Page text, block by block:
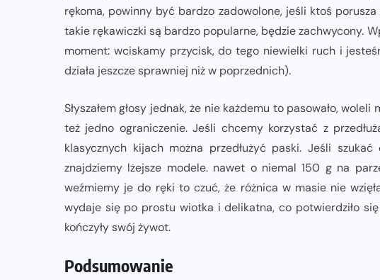
rękoma, powinny być bardzo zadowolone, jeśli ktoś
takie rękawiczki są bardzo popularne, będzie zachwycony.
moment: wciskamy przycisk, do tego niewielki ruch i
działa jeszcze sprawniej niż w poprzednich).
Słyszałem głosy jednak, że nie każdemu to pasowało,
też jedno ograniczenie. Jeśli chcemy korzystać z
klasycznych kijach można przedłużyć paski. Jeśli
znajdziemy lżejsze modele. nawet o niemal 150 g na
weźmiemy je do ręki to czuć, że różnica w masie nie
wydaje się po prostu wiotka i delikatna, co potwierdziło
kończyły swój żywot.
Podsumowanie